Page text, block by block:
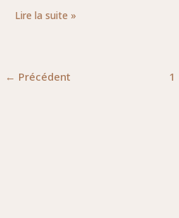
Lire la suite »
← Précédent 1